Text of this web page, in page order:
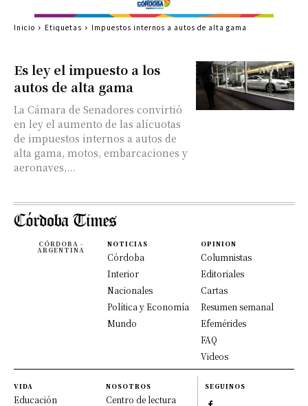
Es ley el impuesto a los
autos de alta gama
La Cámara de Senadores convirtió
en ley el aumento de las alícuotas
de impuestos internos a autos de
alta gama, motos, embarcaciones y
aeronaves,...
Inicio Etiquetas Impuestos internos a autos de alta gama
CÓRDOBA -
ARGENTINA
NOTICIAS
Córdoba
Interior
Nacionales
Política y Economía
Mundo
OPINION
Columnistas
Editoriales
Cartas
Resumen semanal
Efemérides
FAQ
Videos
VIDA
Educación
NOSOTROS
Centro de lectura
SEGUINOS